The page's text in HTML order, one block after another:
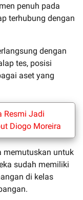
penuh pada
terhubung dengan
dengan
tes, posisi
aset yang
Resmi Jadi
Diogo Moreira
memutuskan untuk
sudah memiliki
di kelas